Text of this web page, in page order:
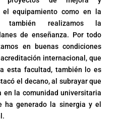
equipamiento como en la
también realizamos la
de enseñanza. Por todo
en buenas condiciones
internacional, que
esta facultad, también lo es
el decano, al subrayar que
en la comunidad universitaria
ha generado la sinergia y el